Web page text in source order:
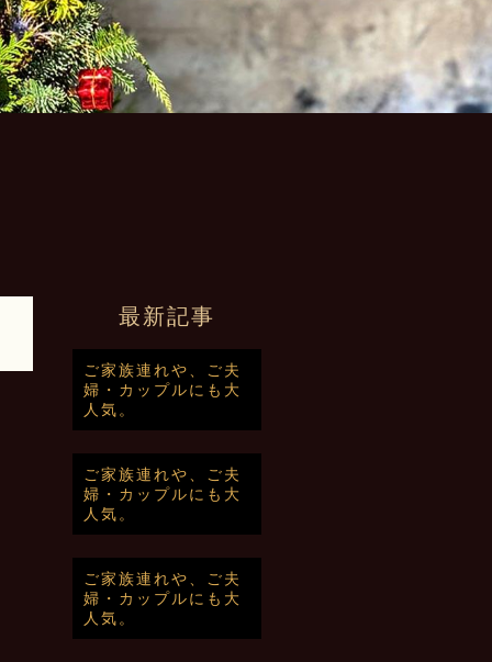
最新記事
ご家族連れや、ご夫
婦・カップルにも大
人気。
ご家族連れや、ご夫
婦・カップルにも大
人気。
ご家族連れや、ご夫
婦・カップルにも大
人気。